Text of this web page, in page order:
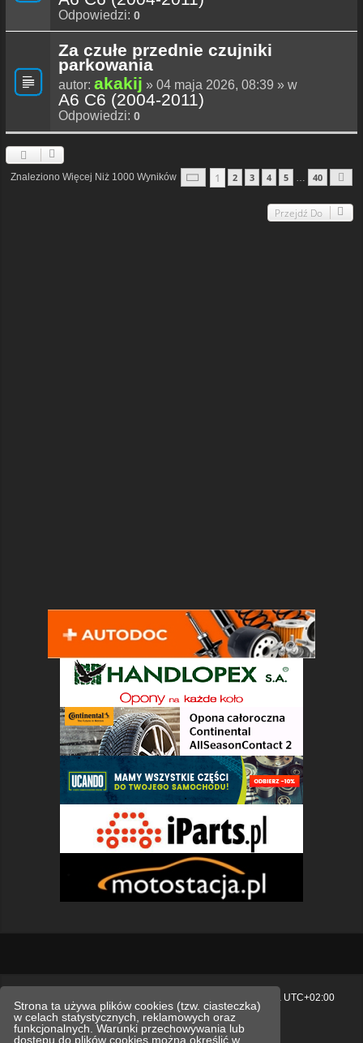
Strona ta używa plików cookies (tzw. ciasteczka)
w celach statystycznych, reklamowych oraz
funkcjonalnych. Warunki przechowywania lub
dostępu do plików cookies można określić w
Odpowiedzi: 0
Za czułe przednie czujniki
parkowania
autor: akakij » 04 maja 2026, 08:39 » w
A6 C6 (2004-2011)
Odpowiedzi: 0
Znaleziono Więcej Niż 1000 Wyników Strona1 40
1 2 3 4 5 40
Przejdź Do
UTC+02:00
Polityka prywatności.